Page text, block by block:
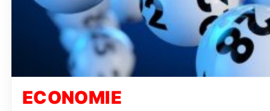
ECONOMIE